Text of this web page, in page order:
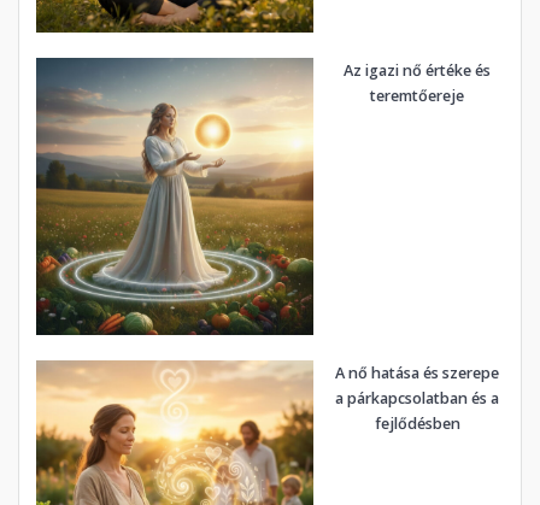
Az igazi nő értéke és
teremtőereje
A nő hatása és szerepe
a párkapcsolatban és a
fejlődésben